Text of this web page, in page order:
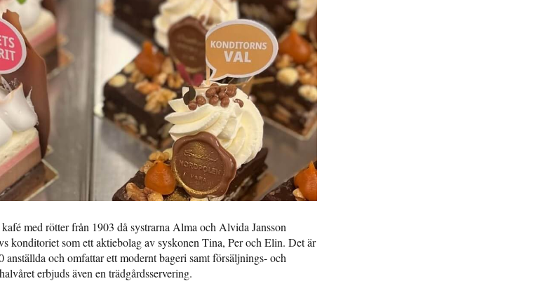
med rötter från 1903 då systrarna Alma och Alvida Jansson
konditoriet som ett aktiebolag av syskonen Tina, Per och Elin. Det är
och omfattar ett modernt bageri samt försäljnings- och
erbjuds även en trädgårdsservering.